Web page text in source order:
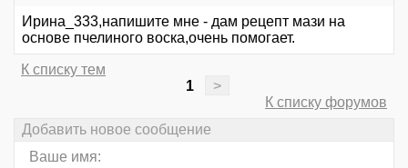
Ирина_333,напишите мне - дам рецепт мази на
основе пчелиного воска,очень помогает.
К списку тем
1
>
К списку форумов
Добавить новое сообщение
Ваше имя: